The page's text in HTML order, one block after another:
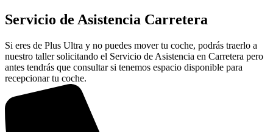
Servicio de Asistencia Carretera
Si eres de Plus Ultra y no puedes mover tu coche, podrás traerlo a
nuestro taller solicitando el Servicio de Asistencia en Carretera pero
antes tendrás que consultar si tenemos espacio disponible para
recepcionar tu coche.